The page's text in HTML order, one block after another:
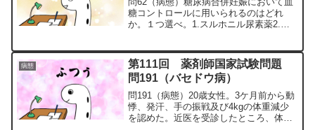
糖コントロールに用いられるのはどれ
か。１つ選べ。1.スルホニル尿素薬2.チ
スルホニル尿素薬：胎盤を通過し、新生
児の低血...
病態
第111回 薬剤師国家試験問題
問191（バセドウ病）
問191（病態）20歳女性。3ケ月前から動
悸、発汗、手の振戦及び4kgの体重減少
を認めた。近医を受診したところ、体温